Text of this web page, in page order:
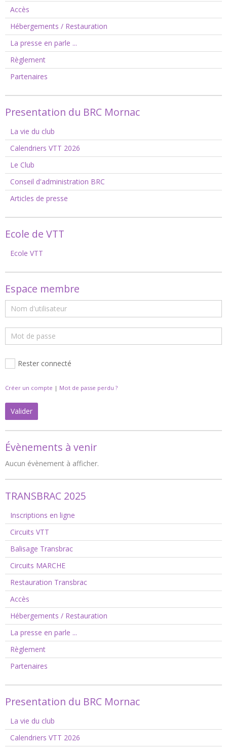
Accès
Hébergements / Restauration
La presse en parle ...
Règlement
Partenaires
Presentation du BRC Mornac
La vie du club
Calendriers VTT 2026
Le Club
Conseil d'administration BRC
Articles de presse
Ecole de VTT
Ecole VTT
Espace membre
Rester connecté
Créer un compte | Mot de passe perdu ?
Valider
Évènements à venir
Aucun évènement à afficher.
TRANSBRAC 2025
Inscriptions en ligne
Circuits VTT
Balisage Transbrac
Circuits MARCHE
Restauration Transbrac
Accès
Hébergements / Restauration
La presse en parle ...
Règlement
Partenaires
Presentation du BRC Mornac
La vie du club
Calendriers VTT 2026